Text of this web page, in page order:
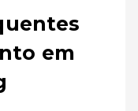
em